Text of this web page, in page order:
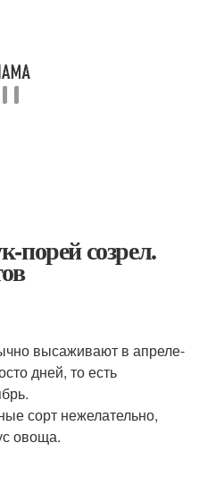
порей созрел.
высаживают в апреле-
дней, то есть
сорт нежелательно,
овоща.